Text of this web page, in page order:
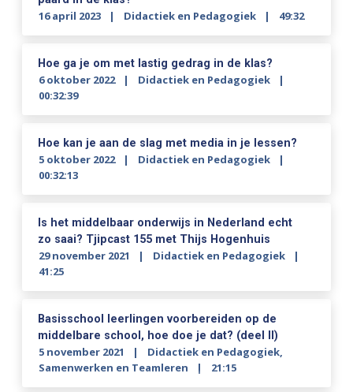
16 april 2023 Didactiek en Pedagogiek 49:32
Hoe ga je om met lastig gedrag in de klas?
6 oktober 2022
Didactiek en Pedagogiek
00:32:39
Hoe kan je aan de slag met media in je lessen?
5 oktober 2022
Didactiek en Pedagogiek
00:32:13
Is het middelbaar onderwijs in Nederland echt
zo saai? Tjipcast 155 met Thijs Hogenhuis
29 november 2021
Didactiek en Pedagogiek
41:25
Basisschool leerlingen voorbereiden op de
middelbare school, hoe doe je dat? (deel II)
5 november 2021 Didactiek en Pedagogiek,
Samenwerken en Teamleren
21:15